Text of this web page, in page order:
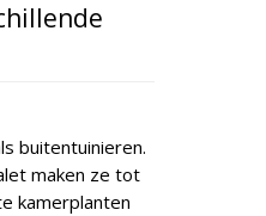
buitentuinieren.
maken ze tot
kamerplanten